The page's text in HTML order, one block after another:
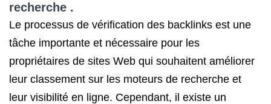
recherche .
Le processus de vérification des backlinks est une
tâche importante et nécessaire pour les
propriétaires de sites Web qui souhaitent améliorer
leur classement sur les moteurs de recherche et
leur visibilité en ligne. Cependant, il existe un